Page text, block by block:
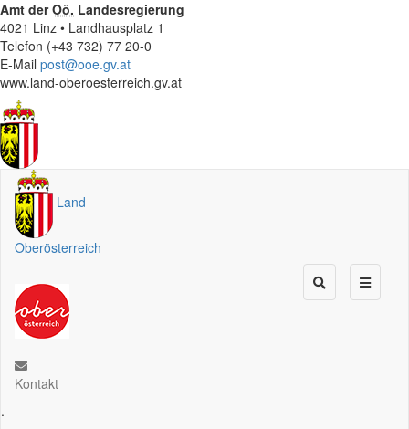
Amt derOö. Landesregierung
4021 Linz • Landhausplatz 1
Telefon (+43 732) 77 20-0
E-Mail post@ooe.gv.at
www.land-oberoesterreich.gv.at
Land
Oberösterreich
Kontakt
.